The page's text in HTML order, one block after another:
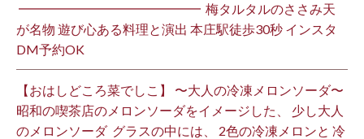
⁡ ━━━━━━━━━━━━━━ ⁡ 梅タルタルのささみ天
が名物 遊び心ある料理と演出 本庄駅徒歩30秒 インスタ
DM予約OK ⁡
【おはしどころ菜でしこ】 〜大人の冷凍メロンソーダ〜 ⁡
昭和の喫茶店のメロンソーダをイメージした、 少し大人
のメロンソーダ ⁡ グラスの中には、 2色の冷凍メロンと 冷